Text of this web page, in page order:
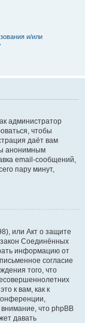
и/или
администратор
чтобы
даёт вам
анонимным
email-сообщений,
пару минут,
или Акт о защите
Соединённых
информацию от
согласие
того, что
к вам, как к
что phpBB
давать